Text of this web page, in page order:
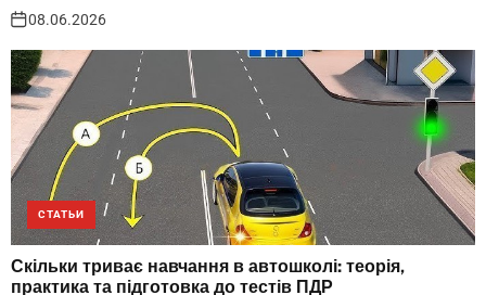
08.06.2026
СТАТЬИ
Скільки триває навчання в автошколі: теорія,
практика та підготовка до тестів ПДР